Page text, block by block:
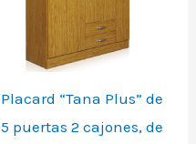
Placard “Tana Plus” de
5 puertas 2 cajones, de